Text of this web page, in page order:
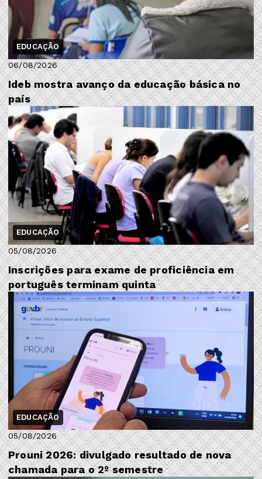
EDUCAÇÃO
06/08/2026
Ideb mostra avanço da educação básica no
país
EDUCAÇÃO
05/08/2026
Inscrições para exame de proficiência em
português terminam quinta
EDUCAÇÃO
05/08/2026
Prouni 2026: divulgado resultado de nova
chamada para o 2º semestre